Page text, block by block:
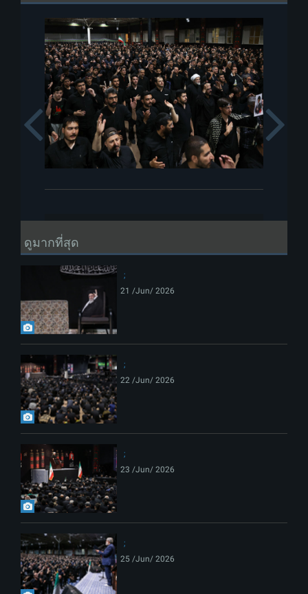
Previous
ดูมากที่สุด
21 /Jun/ 2026
22 /Jun/ 2026
23 /Jun/ 2026
25 /Jun/ 2026